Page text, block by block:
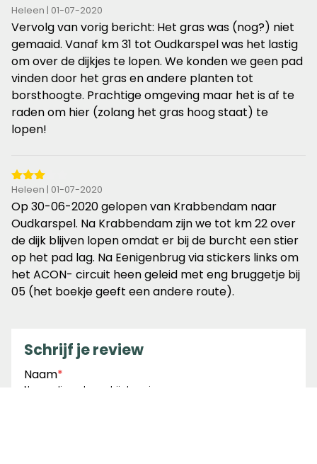
2
van
de
5
sterren
Heleen | 01-07-2020
Vervolg van vorig bericht: Het gras was (nog?) niet
gemaaid. Vanaf km 31 tot Oudkarspel was het lastig
om over de dijkjes te lopen. We konden we geen pad
vinden door het gras en andere planten tot
borsthoogte. Prachtige omgeving maar het is af te
raden om hier (zolang het gras hoog staat) te
lopen!
3
van
de
5
sterren
Heleen | 01-07-2020
Op 30-06-2020 gelopen van Krabbendam naar
Oudkarspel. Na Krabbendam zijn we tot km 22 over
de dijk blijven lopen omdat er bij de burcht een stier
op het pad lag. Na Eenigenbrug via stickers links om
het ACON- circuit heen geleid met eng bruggetje bij
05 (het boekje geeft een andere route).
Schrijf je review
Naam*
Naam die we tonen bij de review